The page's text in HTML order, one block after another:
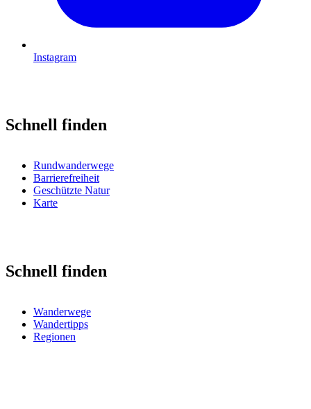
Instagram
Schnell finden
Rundwanderwege
Barrierefreiheit
Geschützte Natur
Karte
Schnell finden
Wanderwege
Wandertipps
Regionen